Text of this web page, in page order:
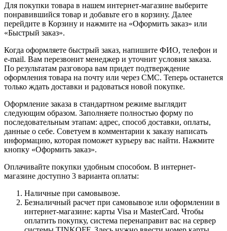
Для покупки товара в нашем интернет-магазине выберите
понравившийся товар и добавьте его в корзину. Далее
перейдите в Корзину и нажмите на «Оформить заказ» или
«Быстрый заказ».
Когда оформляете быстрый заказ, напишите ФИО, телефон и
e-mail. Вам перезвонит менеджер и уточнит условия заказа.
По результатам разговора вам придет подтверждение
оформления товара на почту или через СМС. Теперь останется
только ждать доставки и радоваться новой покупке.
Оформление заказа в стандартном режиме выглядит
следующим образом. Заполняете полностью форму по
последовательным этапам: адрес, способ доставки, оплаты,
данные о себе. Советуем в комментарии к заказу написать
информацию, которая поможет курьеру вас найти. Нажмите
кнопку «Оформить заказ».
Оплачивайте покупки удобным способом. В интернет-
магазине доступно 3 варианта оплаты:
Наличные при самовывозе.
Безналичный расчет при самовывозе или оформлении в
интернет-магазине: карты Visa и MasterCard. Чтобы
оплатить покупку, система перенаправит вас на сервер